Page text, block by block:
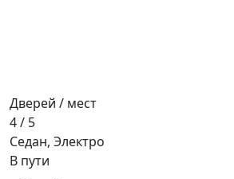
Дверей / мест
4 / 5
Седан, Электро
В пути